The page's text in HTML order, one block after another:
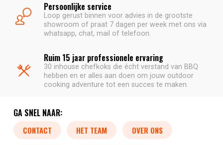
Persoonlijke service
Loop gerust binnen voor advies in de grootste
showroom of praat 7 dagen per week met ons via
whatsapp, chat, mail of telefoon.
Ruim 15 jaar professionele ervaring
30 inhouse chefkoks die écht verstand van BBQ
hebben en er alles aan doen om jouw outdoor
cooking adventure tot een succes te maken.
GA SNEL NAAR:
CONTACT HET TEAM OVER ONS